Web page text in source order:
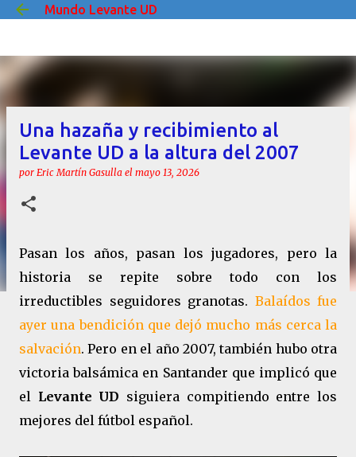
Ir al contenido principal
Mundo Levante UD
Una hazaña y recibimiento al
Levante UD a la altura del 2007
por Eric Martín Gasulla el mayo 13, 2026
Pasan los años, pasan los jugadores, pero la
historia se repite sobre todo con los
irreductibles seguidores granotas. Balaídos fue
ayer una bendición que dejó mucho más cerca la
salvación. Pero en el año 2007, también hubo otra
victoria balsámica en Santander que implicó que
el Levante UD siguiera compitiendo entre los
mejores del fútbol español.